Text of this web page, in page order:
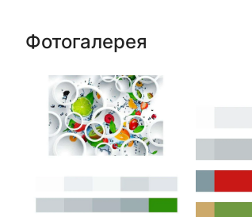
Фотогалерея